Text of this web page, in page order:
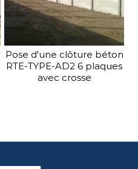
Pose d'une clôture béton
RTE-TYPE-AD2 6 plaques
avec crosse